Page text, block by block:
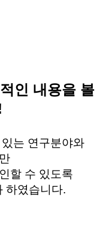
인 내용을 볼
는 연구분야와
할 수 있도록
하였습니다.